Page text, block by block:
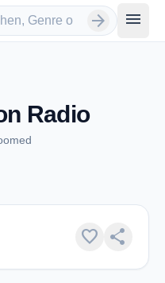
arrow_forward menu
Radio
favorite share